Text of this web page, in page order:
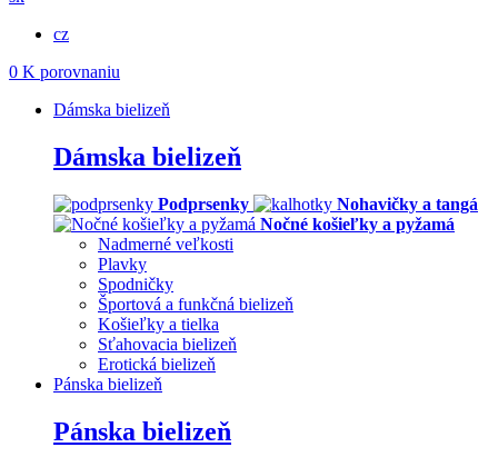
cz
0 K porovnaniu
Dámska bielizeň
Dámska bielizeň
Podprsenky
Nohavičky a tangá
Nočné košieľky a pyžamá
Nadmerné veľkosti
Plavky
Spodničky
Športová a funkčná bielizeň
Košieľky a tielka
Sťahovacia bielizeň
Erotická bielizeň
Pánska bielizeň
Pánska bielizeň